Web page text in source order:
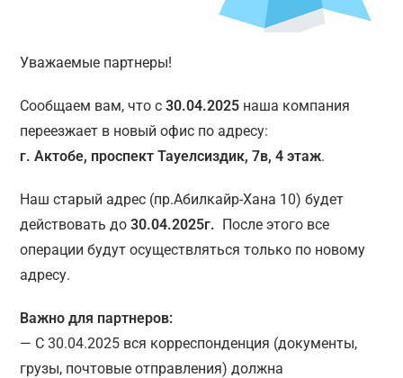
Уважаемые партнеры!
Сообщаем вам, что с30.04.2025 наша компания
переезжает в новый офис по адресу:
г. Актобе, проспект Тауелсиздик, 7в, 4 этаж.
Наш старый адрес (пр.Абилкайр-Хана 10) будет
действовать до30.04.2025г. После этого все
операции будут осуществляться только по новому
адресу.
Важно для партнеров:
— С 30.04.2025 вся корреспонденция (документы,
грузы, почтовые отправления) должна